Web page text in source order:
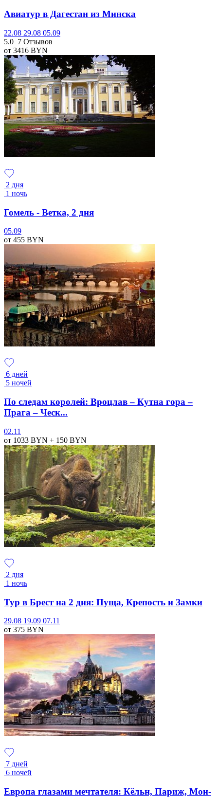
Авиатур в Дагестан из Минска
22.08 29.08 05.09
5.0 7 Отзывов
от 3416 BYN
2 дня
1 ночь
Гомель - Ветка, 2 дня
05.09
от 455 BYN
6 дней
5 ночей
По следам королей: Вроцлав – Кутна гора –
Прага – Ческ...
02.11
от 1033 BYN + 150 BYN
2 дня
1 ночь
Тур в Брест на 2 дня: Пуща, Крепость и Замки
29.08 19.09 07.11
от 375 BYN
7 дней
6 ночей
Европа глазами мечтателя: Кёльн, Париж, Мон-